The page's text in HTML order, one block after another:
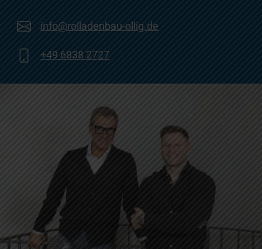
info@rolladenbau-ollig.de
+49 6838 2727